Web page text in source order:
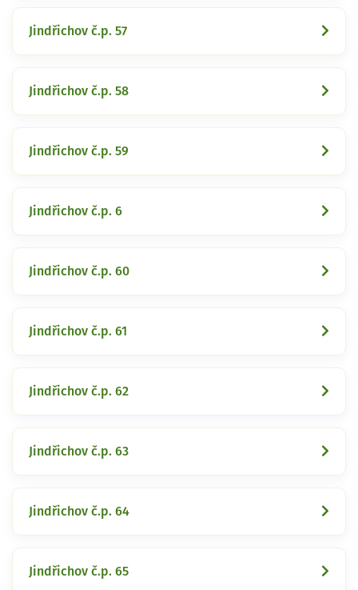
Jindřichov č.p. 57
Jindřichov č.p. 58
Jindřichov č.p. 59
Jindřichov č.p. 6
Jindřichov č.p. 60
Jindřichov č.p. 61
Jindřichov č.p. 62
Jindřichov č.p. 63
Jindřichov č.p. 64
Jindřichov č.p. 65